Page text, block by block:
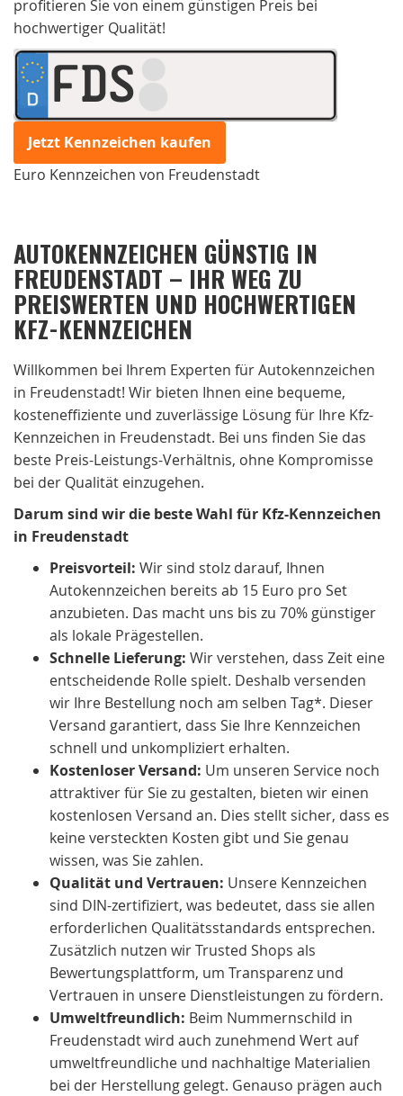
profitieren Sie von einem günstigen Preis bei
hochwertiger Qualität!
FDS
Jetzt Kennzeichen kaufen
Euro Kennzeichen von Freudenstadt
AUTOKENNZEICHEN GÜNSTIG IN
FREUDENSTADT – IHR WEG ZU
PREISWERTEN UND HOCHWERTIGEN
KFZ-KENNZEICHEN
Willkommen bei Ihrem Experten für Autokennzeichen
in Freudenstadt! Wir bieten Ihnen eine bequeme,
kosteneffiziente und zuverlässige Lösung für Ihre Kfz-
Kennzeichen in Freudenstadt. Bei uns finden Sie das
beste Preis-Leistungs-Verhältnis, ohne Kompromisse
bei der Qualität einzugehen.
Darum sind wir die beste Wahl für Kfz-Kennzeichen
in Freudenstadt
Preisvorteil: Wir sind stolz darauf, Ihnen
Autokennzeichen bereits ab 15 Euro pro Set
anzubieten. Das macht uns bis zu 70% günstiger
als lokale Prägestellen.
Schnelle Lieferung: Wir verstehen, dass Zeit eine
entscheidende Rolle spielt. Deshalb versenden
wir Ihre Bestellung noch am selben Tag*. Dieser
Versand garantiert, dass Sie Ihre Kennzeichen
schnell und unkompliziert erhalten.
Kostenloser Versand: Um unseren Service noch
attraktiver für Sie zu gestalten, bieten wir einen
kostenlosen Versand an. Dies stellt sicher, dass es
keine versteckten Kosten gibt und Sie genau
wissen, was Sie zahlen.
Qualität und Vertrauen: Unsere Kennzeichen
sind DIN-zertifiziert, was bedeutet, dass sie allen
erforderlichen Qualitätsstandards entsprechen.
Zusätzlich nutzen wir Trusted Shops als
Bewertungsplattform, um Transparenz und
Vertrauen in unsere Dienstleistungen zu fördern.
Umweltfreundlich: Beim Nummernschild in
Freudenstadt wird auch zunehmend Wert auf
umweltfreundliche und nachhaltige Materialien
bei der Herstellung gelegt. Genauso prägen auch